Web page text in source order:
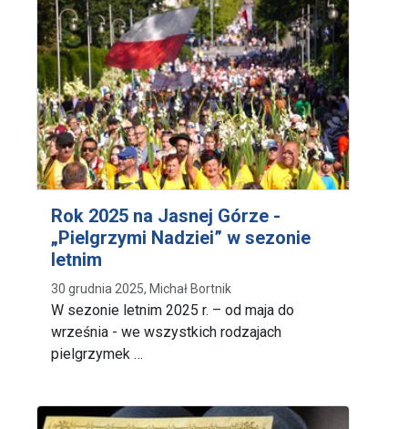
Rok 2025 na Jasnej Górze -
„Pielgrzymi Nadziei” w sezonie
letnim
30 grudnia 2025, Michał Bortnik
W sezonie letnim 2025 r. – od maja do
września - we wszystkich rodzajach
pielgrzymek …